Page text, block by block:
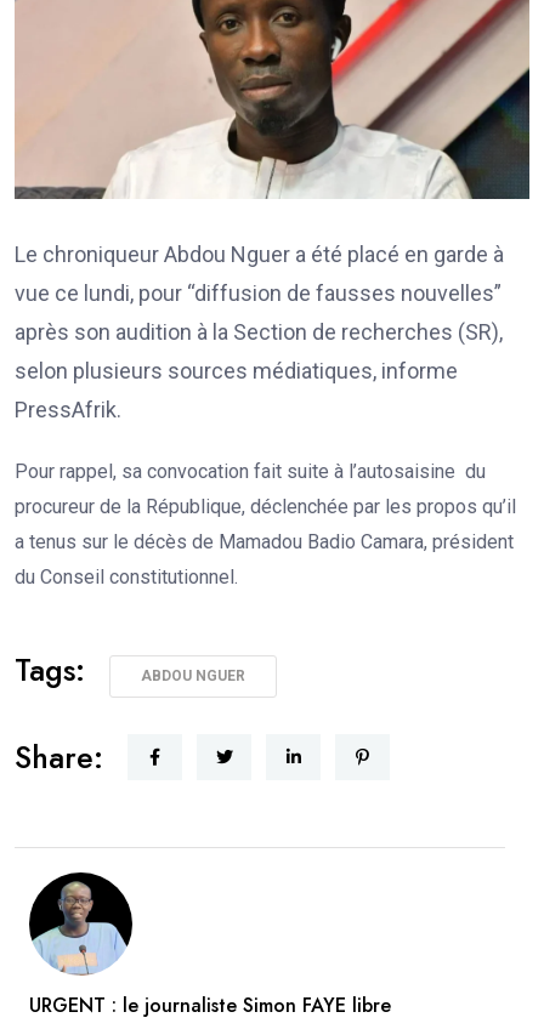
Le chroniqueur Abdou Nguer a été placé en garde à
vue ce lundi, pour “diffusion de fausses nouvelles”
après son audition à la Section de recherches (SR),
selon plusieurs sources médiatiques, informe
PressAfrik.
Pour rappel, sa convocation fait suite à l’autosaisine du
procureur de la République, déclenchée par les propos qu’il
a tenus sur le décès de Mamadou Badio Camara, président
du Conseil constitutionnel.
Tags: ABDOU NGUER
Share:
URGENT : le journaliste Simon FAYE libre